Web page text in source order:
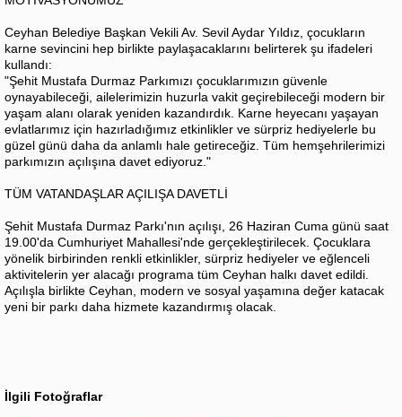
Ceyhan Belediye Başkan Vekili Av. Sevil Aydar Yıldız, çocukların
karne sevincini hep birlikte paylaşacaklarını belirterek şu ifadeleri
kullandı:
"Şehit Mustafa Durmaz Parkımızı çocuklarımızın güvenle
oynayabileceği, ailelerimizin huzurla vakit geçirebileceği modern bir
yaşam alanı olarak yeniden kazandırdık. Karne heyecanı yaşayan
evlatlarımız için hazırladığımız etkinlikler ve sürpriz hediyelerle bu
güzel günü daha da anlamlı hale getireceğiz. Tüm hemşehrilerimizi
parkımızın açılışına davet ediyoruz."
TÜM VATANDAŞLAR AÇILIŞA DAVETLİ
Şehit Mustafa Durmaz Parkı'nın açılışı, 26 Haziran Cuma günü saat
19.00'da Cumhuriyet Mahallesi'nde gerçekleştirilecek. Çocuklara
yönelik birbirinden renkli etkinlikler, sürpriz hediyeler ve eğlenceli
aktivitelerin yer alacağı programa tüm Ceyhan halkı davet edildi.
Açılışla birlikte Ceyhan, modern ve sosyal yaşamına değer katacak
yeni bir parkı daha hizmete kazandırmış olacak.
İlgili Fotoğraflar